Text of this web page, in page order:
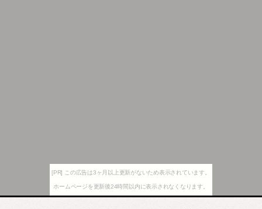
[PR] この広告は3ヶ月以上更新がないため表示されています。
ホームページを更新後24時間以内に表示されなくなります。